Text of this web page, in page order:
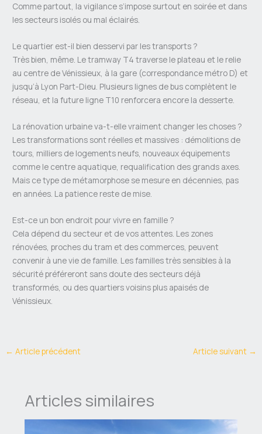
Comme partout, la vigilance s’impose surtout en soirée et dans
les secteurs isolés ou mal éclairés.
Le quartier est-il bien desservi par les transports ?
Très bien, même. Le tramway T4 traverse le plateau et le relie
au centre de Vénissieux, à la gare (correspondance métro D) et
jusqu’à Lyon Part-Dieu. Plusieurs lignes de bus complètent le
réseau, et la future ligne T10 renforcera encore la desserte.
La rénovation urbaine va-t-elle vraiment changer les choses ?
Les transformations sont réelles et massives : démolitions de
tours, milliers de logements neufs, nouveaux équipements
comme le centre aquatique, requalification des grands axes.
Mais ce type de métamorphose se mesure en décennies, pas
en années. La patience reste de mise.
Est-ce un bon endroit pour vivre en famille ?
Cela dépend du secteur et de vos attentes. Les zones
rénovées, proches du tram et des commerces, peuvent
convenir à une vie de famille. Les familles très sensibles à la
sécurité préféreront sans doute des secteurs déjà
transformés, ou des quartiers voisins plus apaisés de
Vénissieux.
← Article précédent Article suivant →
Articles similaires